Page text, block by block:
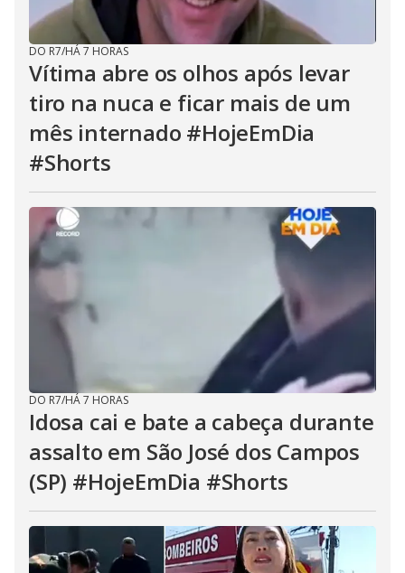
DO R7/HÁ 7 HORAS
Vítima abre os olhos após levar
tiro na nuca e ficar mais de um
mês internado #HojeEmDia
#Shorts
DO R7/HÁ 7 HORAS
Idosa cai e bate a cabeça durante
assalto em São José dos Campos
(SP) #HojeEmDia #Shorts